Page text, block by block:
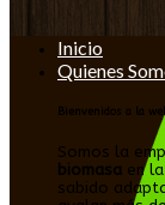
Inicio
Quienes
Bienvenidos a la
Somos la
biomasa en
sabido